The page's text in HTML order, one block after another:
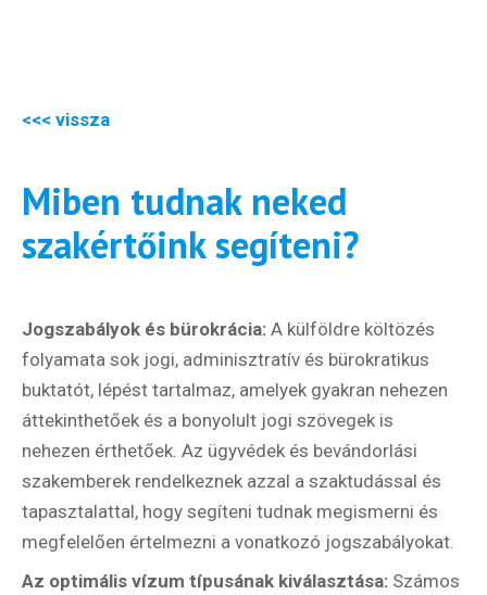
<<< vissza
Miben tudnak neked
szakértőink segíteni?
Jogszabályok és bürokrácia: A külföldre költözés
folyamata sok jogi, adminisztratív és bürokratikus
buktatót, lépést tartalmaz, amelyek gyakran nehezen
áttekinthetőek és a bonyolult jogi szövegek is
nehezen érthetőek. Az ügyvédek és bevándorlási
szakemberek rendelkeznek azzal a szaktudással és
tapasztalattal, hogy segíteni tudnak megismerni és
megfelelően értelmezni a vonatkozó jogszabályokat.
Az optimális vízum típusának kiválasztása: Számos